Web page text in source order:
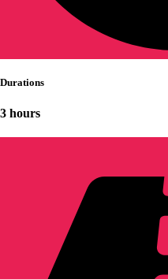
Durations
3 hours